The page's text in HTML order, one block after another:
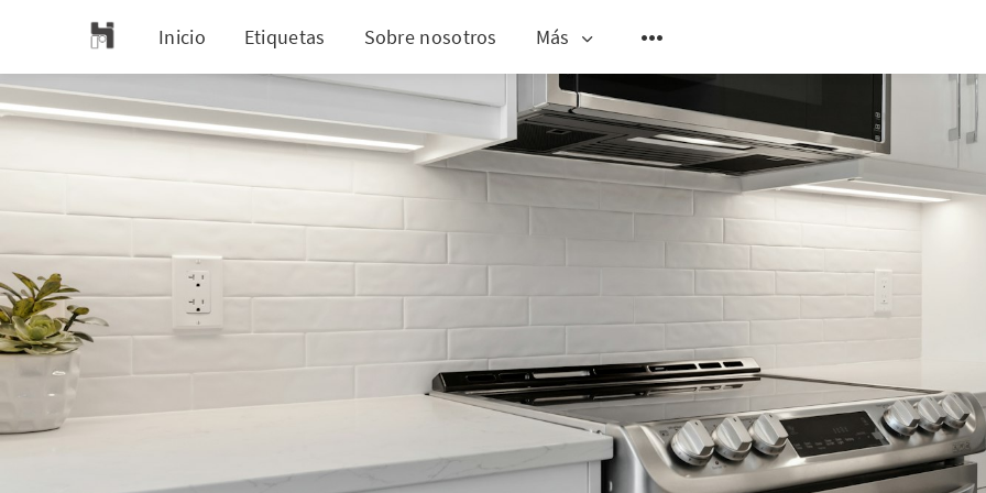
Inicio Etiquetas Sobre nosotros Más